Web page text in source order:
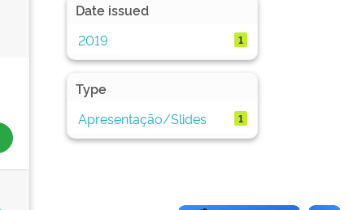
Date issued
2019
1
Type
Apresentação/Slides
1